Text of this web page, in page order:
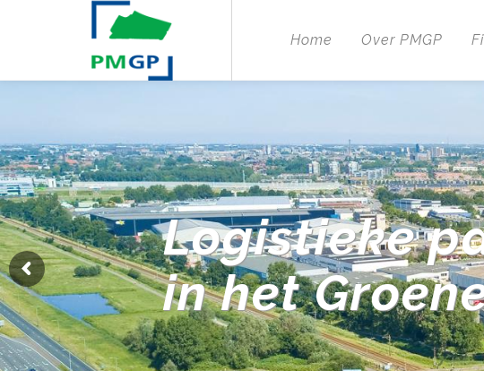
Home Over PMGP
Logistieke
in het